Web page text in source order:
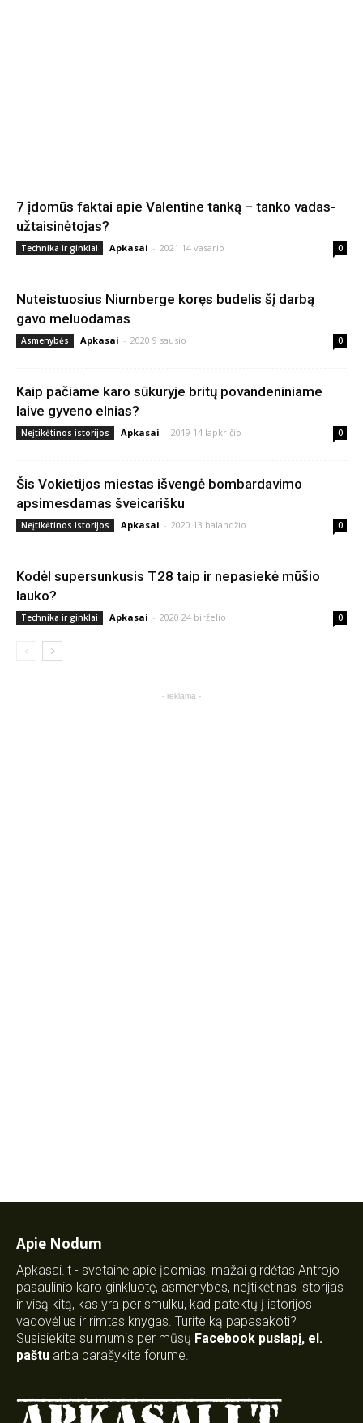
7 įdomūs faktai apie Valentine tanką – tanko vadas-
užtaisinėtojas?
Technika ir ginklai Apkasai - 2021 14 vasario 0
Nuteistuosius Niurnberge koręs budelis šį darbą
gavo meluodamas
Asmenybės Apkasai - 2020 9 sausio 0
Kaip pačiame karo sūkuryje britų povandeniniame
laive gyveno elnias?
Neįtikėtinos istorijos Apkasai - 2019 14 lapkričio 0
Šis Vokietijos miestas išvengė bombardavimo
apsimesdamas šveicarišku
Neįtikėtinos istorijos Apkasai - 2020 13 balandžio 0
Kodėl supersunkusis T28 taip ir nepasiekė mūšio
lauko?
Technika ir ginklai Apkasai - 2020 24 birželio 0
- reklama -
Apie Nodum
Apkasai.lt - svetainė apie įdomias, mažai girdėtas Antrojo
pasaulinio karo ginkluotę, asmenybes, neįtikėtinas istorijas
ir visą kitą, kas yra per smulku, kad patektų į istorijos
vadovėlius ir rimtas knygas. Turite ką papasakoti?
Susisiekite su mumis per mūsų Facebook puslapį, el.
paštu arba parašykite forume.